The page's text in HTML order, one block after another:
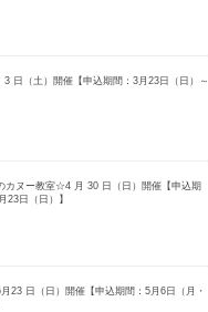
日（土）開催【申込期間：3月23日（日）～
カヌー教室☆4 月 30 日（日）開催【申込期
23日（日）】
23 日（日）開催【申込期間：5月6日（月・